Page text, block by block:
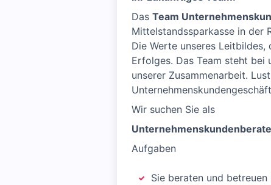
Das Team
Mittelstandssparkasse in der
Die Werte unseres
Erfolges. Das Team steht
unserer Zusammenarbeit.
Wir suchen Sie als
Aufgaben
Sie beraten und